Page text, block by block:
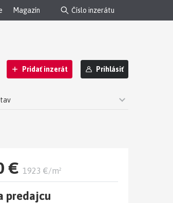
Magazín
Pridať inzerát Prihlásiť
€ 1923 €/m²
predajcu